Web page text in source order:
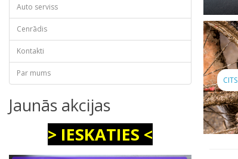
Auto serviss
Cenrādis
Kontakti
Par mums
Jaunās akcijas
> IESKATIES <